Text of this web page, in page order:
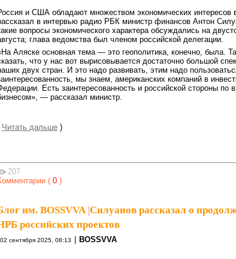
и США обладают множеством экономических интересов
в интервью радио РБК министр финансов Антон
вопросы экономического характера обсуждались на
глава ведомства был членом российской делегации.
Аляске основная тема — это геополитика, конечно, была.
что у нас вот вырисовывается достаточно большой
двух стран. И это надо развивать, этим надо
мы знаем, американских компаний в
Есть заинтересованность и российской стороны по
— рассказал министр.
Читать дальше )
207
( 0 )
им. BOSSVVA| Силуанов рассказал о
российских проектов
02 сентября 2025, 08:13 BOSSVVA